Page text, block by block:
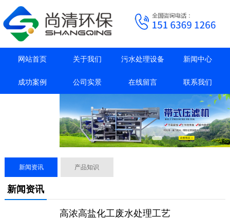
网站首页 关于我们 污水处理设备 新闻中心
成功案例 公司实景 在线留言 联系我们
新闻资讯 产品知识
新闻资讯
高浓高盐化工废水处理工艺